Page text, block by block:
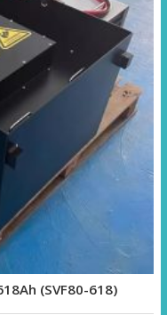
(SVF80-618)